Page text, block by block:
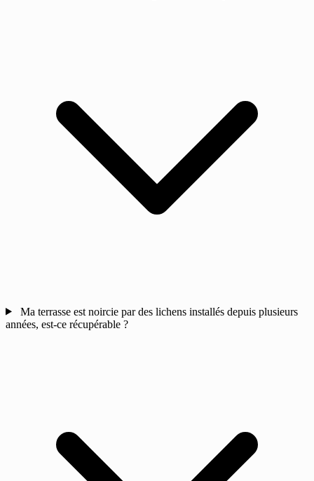
Ma terrasse est noircie par des lichens installés depuis plusieurs
années, est-ce récupérable ?